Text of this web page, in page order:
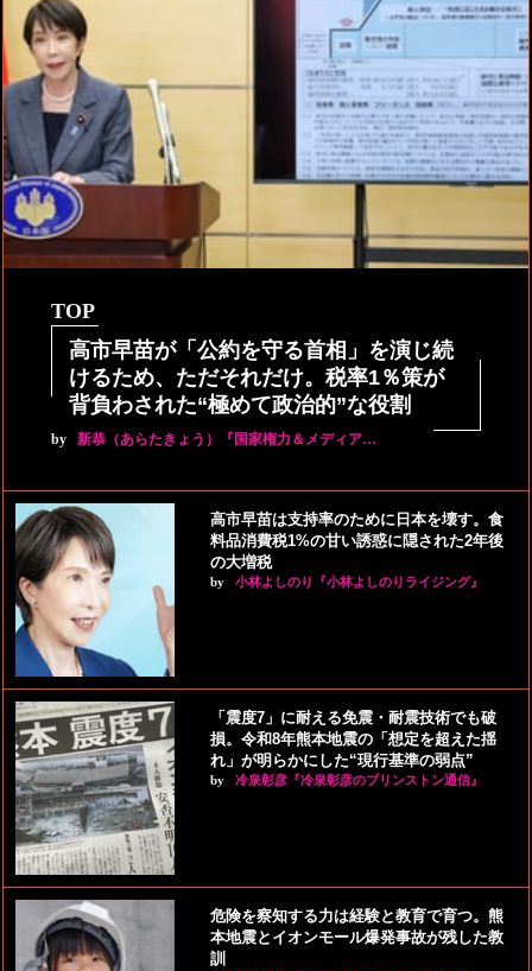
TOP
高市早苗が「公約を守る首相」を演じ続
けるため、ただそれだけ。税率1％策が
背負わされた“極めて政治的”な役割
by 新恭（あらたきょう）『国家権力＆メディア…
高市早苗は支持率のために日本を壊す。食
料品消費税1%の甘い誘惑に隠された2年後
の大増税
by 小林よしのり『小林よしのりライジング』
「震度7」に耐える免震・耐震技術でも破
損。令和8年熊本地震の「想定を超えた揺
れ」が明らかにした“現行基準の弱点”
by 冷泉彰彦『冷泉彰彦のプリンストン通信』
危険を察知する力は経験と教育で育つ。熊
本地震とイオンモール爆発事故が残した教
訓